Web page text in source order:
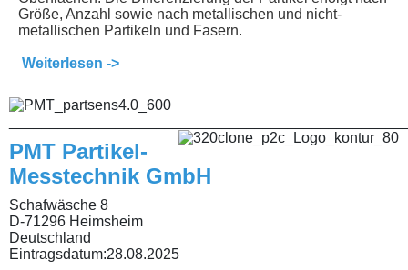
Größe, Anzahl sowie nach metallischen und nicht-
metallischen Partikeln und Fasern.
Weiterlesen ->
PMT Partikel-
Messtechnik GmbH
Schafwäsche 8
D-71296 Heimsheim
Deutschland
Eintragsdatum:28.08.2025